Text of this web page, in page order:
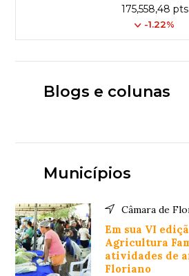
175,558,48 pts
-1.22%
Blogs e colunas
Municípios
Câmara de
Em sua VI
Agricultura
atividades de
Floriano